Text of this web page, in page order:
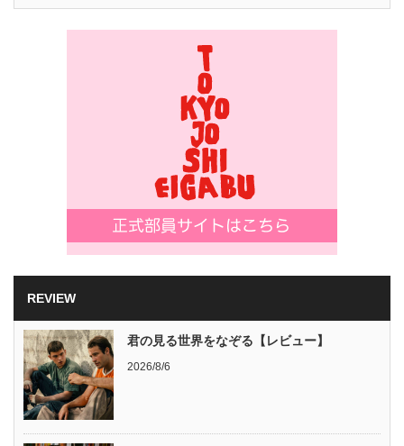
REVIEW
君の見る世界をなぞる【レビュー】
2026/8/6